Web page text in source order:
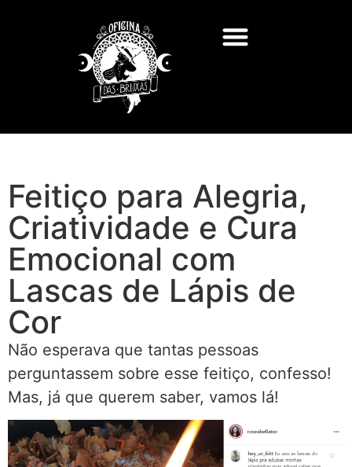
Feitiço para Alegria,
Criatividade e Cura
Emocional com
Lascas de Lápis de
Cor
Não esperava que tantas pessoas
perguntassem sobre esse feitiço, confesso!
Mas, já que querem saber, vamos lá!